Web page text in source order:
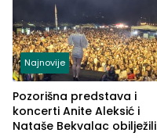
Najnovije
Pozorišna predstava i
koncerti Anite Aleksić i
Nataše Bekvalac obilježili